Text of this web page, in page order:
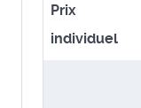
Prix
individuel